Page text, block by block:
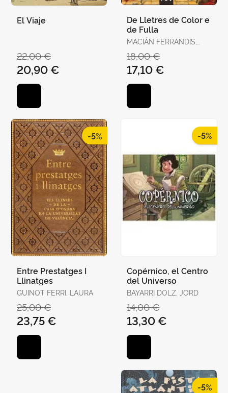
El Viaje
22,00 €
20,90 €
De Lletres de Color e
de Fulla
MACIÁN FERRANDIS,
18,00 €
17,10 €
-5%
Entre Prestatges I
Llinatges
GUINOT FERRI, LAURA
25,00 €
23,75 €
-5%
Copérnico, el Centro
del Universo
BAYARRI DOLZ, JORD
14,00 €
13,30 €
-5%